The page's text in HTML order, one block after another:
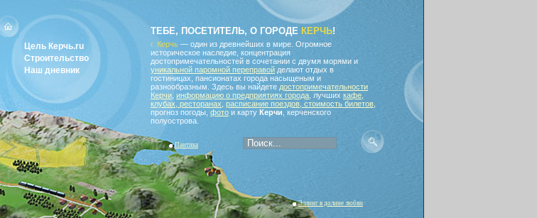
и окрестностям
Цель Керчь.ru
Строительство
Наш дневник
ТЕБЕ, ПОСЕТИТЕЛЬ, О ГОРОДЕ КЕРЧЬ!
г. Керчь — один из древнейших в мире. Огромное
историческое наследие, концентрация
достопримечательностей в сочетании с двумя морями и
уникальной паромной переправой делают отдых в
гостиницах, пансионатах города насыщеным и
разнообразным. Здесь вы найдете достопримечательности
Керчи информацию о предприятиях города , лучших кафе,
клубах, ресторанах расписание поездов, стоимость билетов
прогноз погоды, фото и карту Керчи , керченского
полуострова.
Эллинг в долине любви
Пантика